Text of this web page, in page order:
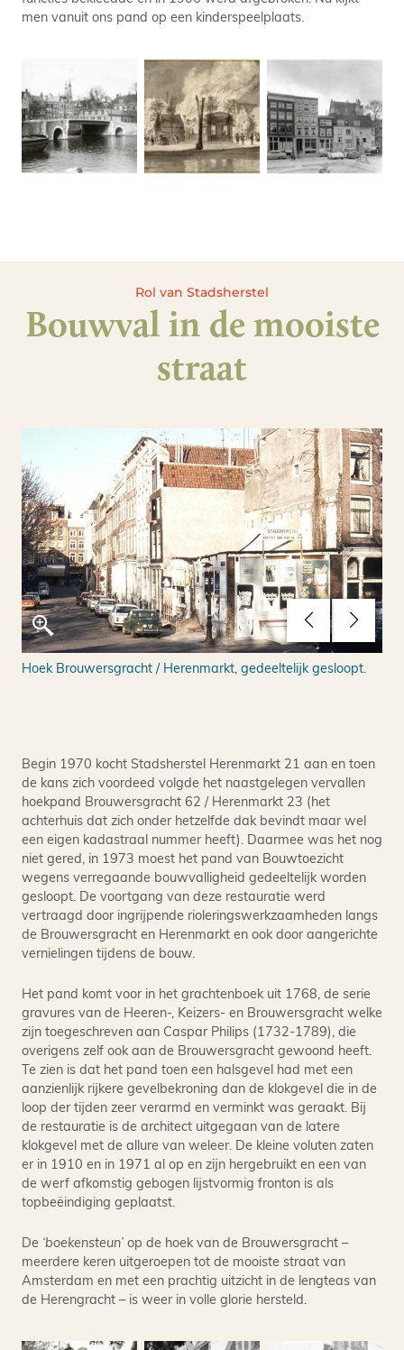
men vanuit ons pand op een kinderspeelplaats.
Rol van Stadsherstel
Bouwval in de mooiste
straat
Hoek Brouwersgracht / Herenmarkt, gedeeltelijk gesloopt.
Begin 1970 kocht Stadsherstel Herenmarkt 21 aan en toen
de kans zich voordeed volgde het naastgelegen vervallen
hoekpand Brouwersgracht 62 / Herenmarkt 23 (het
achterhuis dat zich onder hetzelfde dak bevindt maar wel
een eigen kadastraal nummer heeft). Daarmee was het nog
niet gered, in 1973 moest het pand van Bouwtoezicht
wegens verregaande bouwvalligheid gedeeltelijk worden
gesloopt. De voortgang van deze restauratie werd
vertraagd door ingrijpende rioleringswerkzaamheden langs
de Brouwersgracht en Herenmarkt en ook door aangerichte
vernielingen tijdens de bouw.
Het pand komt voor in het grachtenboek uit 1768, de serie
gravures van de Heeren-, Keizers- en Brouwersgracht welke
zijn toegeschreven aan Caspar Philips (1732-1789), die
overigens zelf ook aan de Brouwersgracht gewoond heeft.
Te zien is dat het pand toen een halsgevel had met een
aanzienlijk rijkere gevelbekroning dan de klokgevel die in de
loop der tijden zeer verarmd en verminkt was geraakt. Bij
de restauratie is de architect uitgegaan van de latere
klokgevel met de allure van weleer. De kleine voluten zaten
er in 1910 en in 1971 al op en zijn hergebruikt en een van
de werf afkomstig gebogen lijstvormig fronton is als
topbeëindiging geplaatst.
De ‘boekensteun’ op de hoek van de Brouwersgracht –
meerdere keren uitgeroepen tot de mooiste straat van
Amsterdam en met een prachtig uitzicht in de lengteas van
de Herengracht – is weer in volle glorie hersteld.